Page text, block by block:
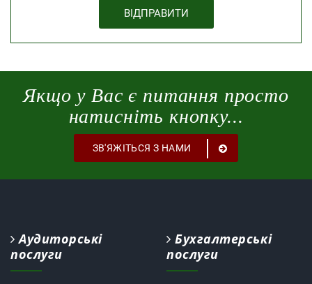
Якщо у Вас є питання просто
натисніть кнопку...
ЗВ'ЯЖІТЬСЯ З НАМИ
Аудиторські
послуги
Бухгалтерські
послуги